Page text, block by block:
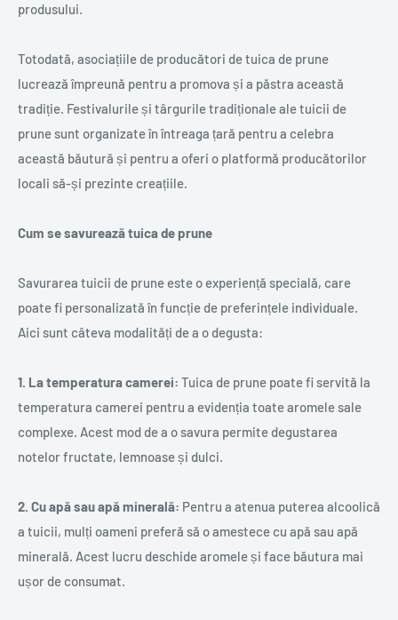
produsului.
Totodată, asociațiile de producători de tuica de prune
lucrează împreună pentru a promova și a păstra această
tradiție. Festivalurile și târgurile tradiționale ale tuicii de
prune sunt organizate în întreaga țară pentru a celebra
această băutură și pentru a oferi o platformă producătorilor
locali să-și prezinte creațiile.
Cum se savurează tuica de prune
Savurarea tuicii de prune este o experiență specială, care
poate fi personalizată în funcție de preferințele individuale.
Aici sunt câteva modalități de a o degusta:
1. La temperatura camerei: Tuica de prune poate fi servită la
temperatura camerei pentru a evidenția toate aromele sale
complexe. Acest mod de a o savura permite degustarea
notelor fructate, lemnoase și dulci.
2. Cu apă sau apă minerală: Pentru a atenua puterea alcoolică
a tuicii, mulți oameni preferă să o amestece cu apă sau apă
minerală. Acest lucru deschide aromele și face băutura mai
ușor de consumat.